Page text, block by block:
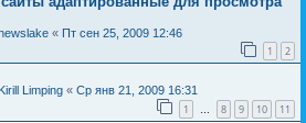
« Пт сен 25, 2009 12:46
1 2
Kirill Limping « Ср янв 21, 2009 16:31
1 … 8 9 10 11